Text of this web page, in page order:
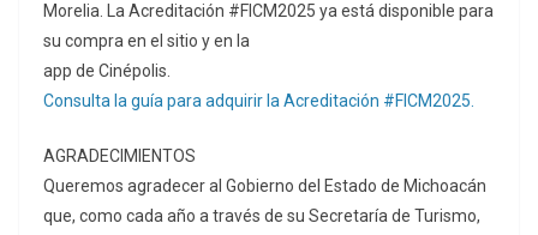
Morelia. La Acreditación #FICM2025 ya está disponible para
su compra en el sitio y en la
app de Cinépolis.
Consulta la guía para adquirir la Acreditación #FICM2025.
AGRADECIMIENTOS
Queremos agradecer al Gobierno del Estado de Michoacán
que, como cada año a través de su Secretaría de Turismo,